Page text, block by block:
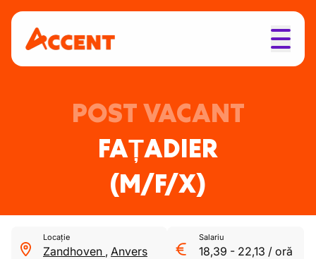
POST VACANT
FAȚADIER
(M/F/X)
Locație
Zandhoven , Anvers
Salariu
18,39 - 22,13 / oră